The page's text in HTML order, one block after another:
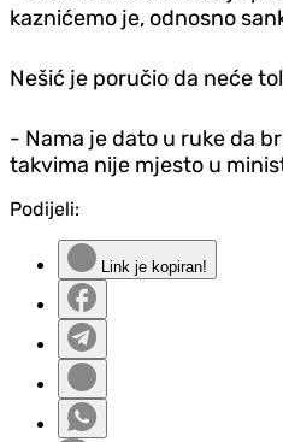
kaznićemo je, odnosno
Nešić je poručio da neće
- Nama je dato u ruke da
takvima nije mjesto u
Podijeli:
Link je kopiran!